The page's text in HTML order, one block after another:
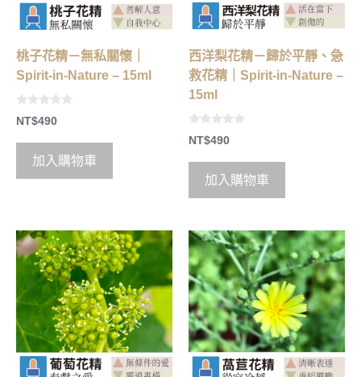
桃子花精－無私關懷｜
Spirit-in-Nature – 15ml
0
o
t
5
NT$490
加入購物車
西洋梨花精－歸於平靜、急
救花精｜Spirit-in-Nature –
15ml
0
o
t
5
NT$490
加入購物車